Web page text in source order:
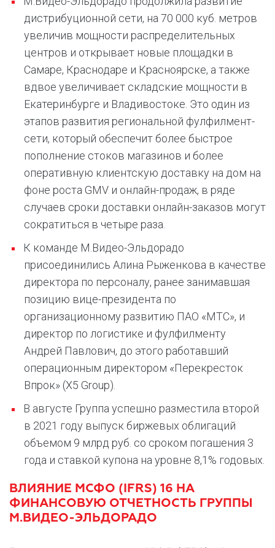
дистрибуционной сети, на 70 000 куб. метров
увеличив мощности распределительных
центров и открывает новые площадки в
Самаре, Краснодаре и Красноярске, а также
вдвое увеличивает складские мощности в
Екатеринбурге и Владивостоке. Это один из
этапов развития региональной фулфилмент-
сети, который обеспечит более быстрое
пополнение стоков магазинов и более
оперативную клиентскую доставку на дом на
фоне роста GMV и онлайн-продаж, в ряде
случаев сроки доставки онлайн-заказов могут
сократиться в четыре раза.
К команде М.Видео-Эльдорадо
присоединились Алина Рыженкова в качестве
директора по персоналу, ранее занимавшая
позицию вице-президента по
организационному развитию ПАО «МТС», и
директор по логистике и фулфилменту
Андрей Павлович, до этого работавший
операционным директором «Перекресток
Впрок» (X5 Group).
В августе Группа успешно разместила второй
в 2021 году выпуск биржевых облигаций
объемом 9 млрд руб. со сроком погашения 3
года и ставкой купона на уровне 8,1% годовых.
ВЛИЯНИЕ МСФО (IFRS) 16 НА
ФИНАНСОВУЮ ОТЧЕТНОСТЬ ГРУППЫ
М.ВИДЕО-ЭЛЬДОРАДО